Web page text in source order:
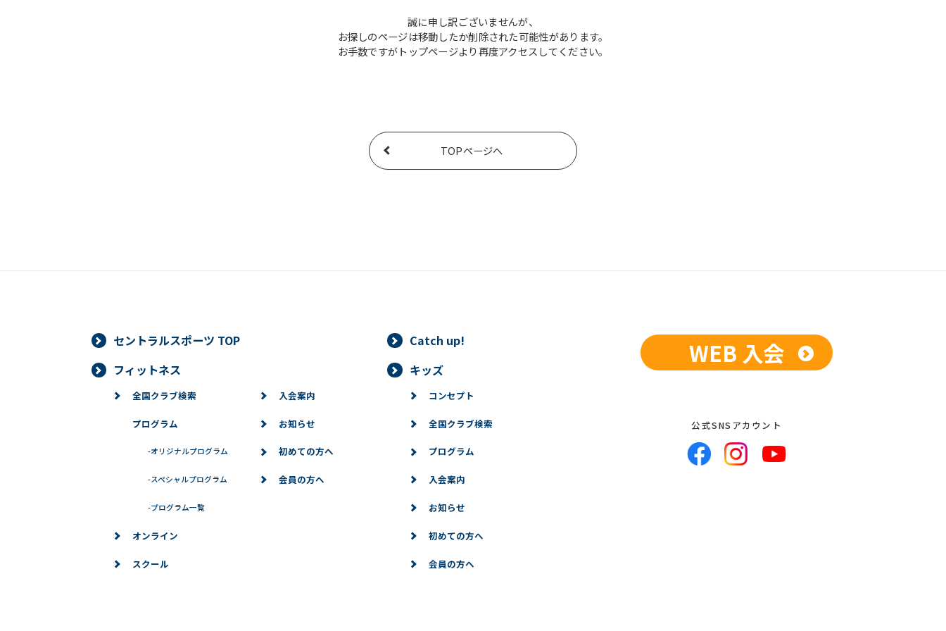
誠に申し訳ございませんが、
お探しのページは移動したか削除された可能性があります。
お手数ですがトップページより再度アクセスしてください。
TOPページへ
セントラルスポーツ TOP
Catch up!
フィットネス
全国クラブ検索
プログラム
-オリジナルプログラム
-スペシャルプログラム
-プログラム一覧
オンライン
スクール
入会案内
お知らせ
初めての方へ
会員の方へ
キッズ
コンセプト
全国クラブ検索
プログラム
入会案内
お知らせ
初めての方へ
会員の方へ
WEB 入会
公式SNSアカウント